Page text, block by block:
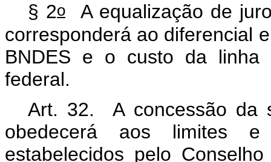
§ 2o
A equalização de
corresponderá ao diferencial
BNDES e o custo da linha
federal.
Art. 32. A concessão da
obedecerá aos limites
estabelecidos pelo